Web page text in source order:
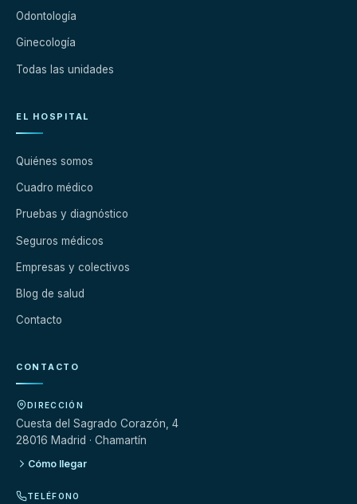
Odontología
Ginecología
Todas las unidades
EL HOSPITAL
Quiénes somos
Cuadro médico
Pruebas y diagnóstico
Seguros médicos
Empresas y colectivos
Blog de salud
Contacto
CONTACTO
DIRECCIÓN
Cuesta del Sagrado Corazón, 4
28016 Madrid · Chamartín
Cómo llegar
TELÉFONO